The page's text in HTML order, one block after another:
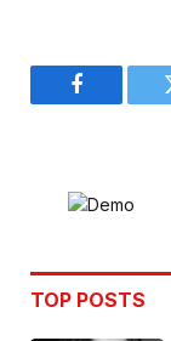
Facebook
TOP POSTS